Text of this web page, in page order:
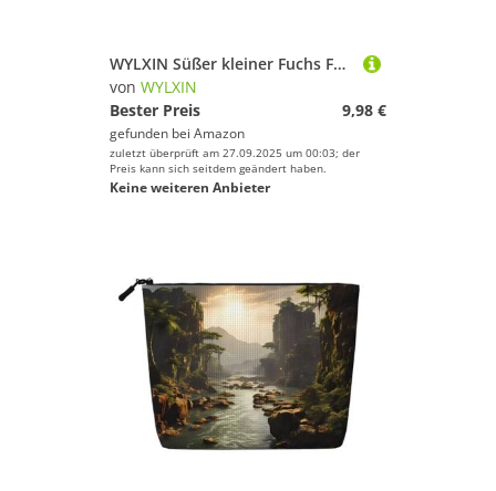
WYLXIN Süßer kleiner Fuchs Fake Hanf Make-up Tasche Umweltfreundlich und langlebig, einfaches Design, einfach Ihre Beauty-Essentials zu verstauen.
von WYLXIN
Bester Preis
9,98 €
gefunden bei Amazon
zuletzt überprüft am 27.09.2025 um 00:03; der
Preis kann sich seitdem geändert haben.
Keine weiteren Anbieter